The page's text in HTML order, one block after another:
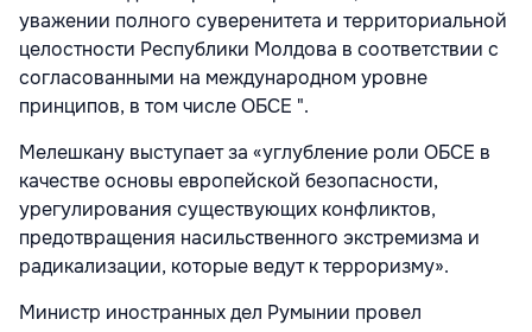
уважении полного суверенитета и территориальной
целостности Республики Молдова в соответствии с
согласованными на международном уровне
принципов, в том числе ОБСЕ ".
Мелешкану выступает за «углубление роли ОБСЕ в
качестве основы европейской безопасности,
урегулирования существующих конфликтов,
предотвращения насильственного экстремизма и
радикализации, которые ведут к терроризму».
Министр иностранных дел Румынии провел